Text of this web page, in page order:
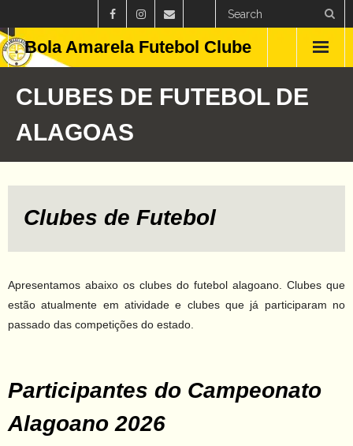
Bola Amarela Futebol Clube
Curiosidades
CLUBES DE FUTEBOL DE
ALAGOAS
Clubes de Futebol
Apresentamos abaixo os clubes do futebol alagoano. Clubes que
estão atualmente em atividade e clubes que já participaram no
passado das competições do estado.
Participantes do Campeonato
Alagoano 2026